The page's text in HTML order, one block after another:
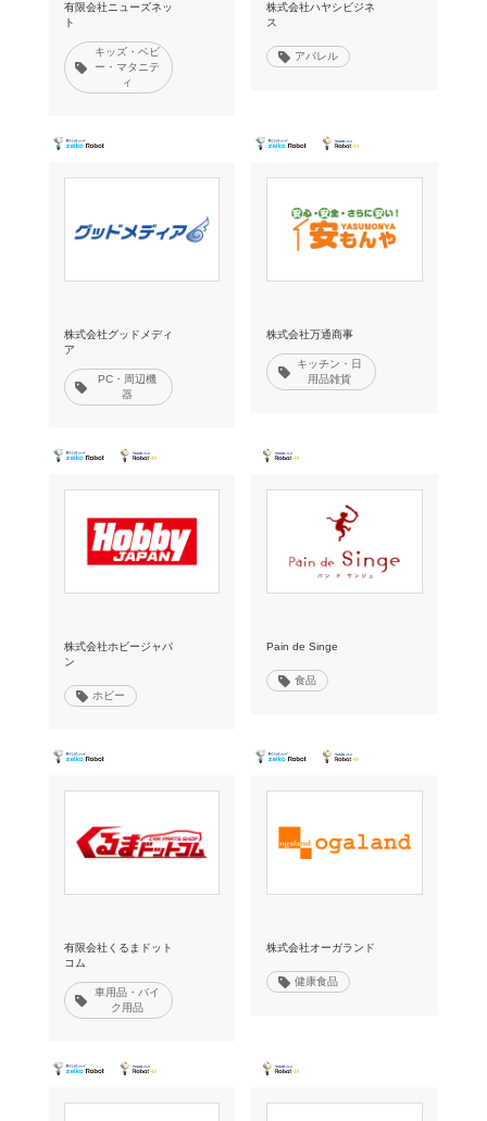
有限会社ニューズネッ
ト
キッズ・ベビ
ー・マタニテ
ィ
株式会社ハヤシビジネ
ス
アパレル
株式会社グッドメディ
ア
PC・周辺機
器
株式会社万通商事
キッチン・日
用品雑貨
株式会社ホビージャパ
ン
ホビー
Pain de Singe
食品
有限会社くるまドット
コム
車用品・バイ
ク用品
株式会社オーガランド
健康食品